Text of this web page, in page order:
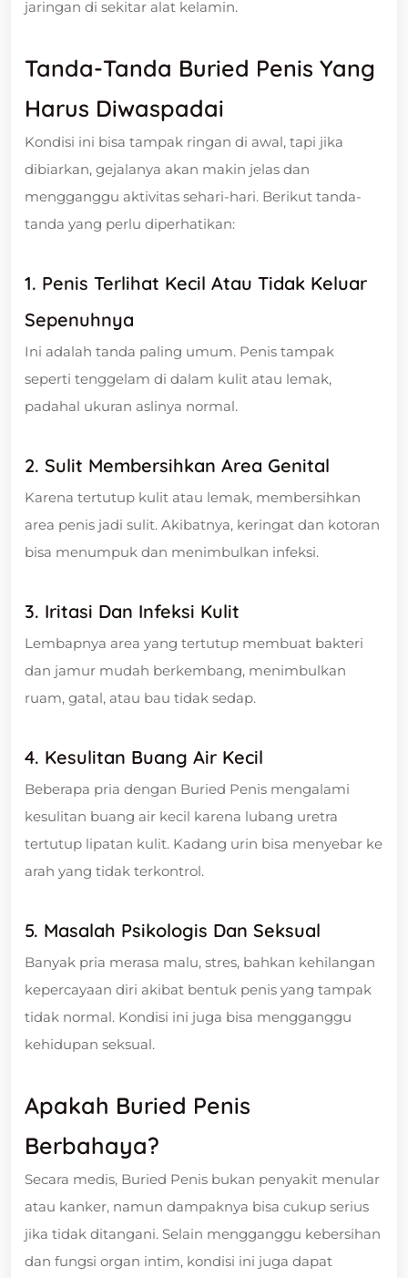
jaringan di sekitar alat kelamin.
Tanda-Tanda Buried Penis Yang
Harus Diwaspadai
Kondisi ini bisa tampak ringan di awal, tapi jika
dibiarkan, gejalanya akan makin jelas dan
mengganggu aktivitas sehari-hari. Berikut tanda-
tanda yang perlu diperhatikan:
1. Penis Terlihat Kecil Atau Tidak Keluar
Sepenuhnya
Ini adalah tanda paling umum. Penis tampak
seperti tenggelam di dalam kulit atau lemak,
padahal ukuran aslinya normal.
2. Sulit Membersihkan Area Genital
Karena tertutup kulit atau lemak, membersihkan
area penis jadi sulit. Akibatnya, keringat dan kotoran
bisa menumpuk dan menimbulkan infeksi.
3. Iritasi Dan Infeksi Kulit
Lembapnya area yang tertutup membuat bakteri
dan jamur mudah berkembang, menimbulkan
ruam, gatal, atau bau tidak sedap.
4. Kesulitan Buang Air Kecil
Beberapa pria dengan Buried Penis mengalami
kesulitan buang air kecil karena lubang uretra
tertutup lipatan kulit. Kadang urin bisa menyebar ke
arah yang tidak terkontrol.
5. Masalah Psikologis Dan Seksual
Banyak pria merasa malu, stres, bahkan kehilangan
kepercayaan diri akibat bentuk penis yang tampak
tidak normal. Kondisi ini juga bisa mengganggu
kehidupan seksual.
Apakah Buried Penis
Berbahaya?
Secara medis, Buried Penis bukan penyakit menular
atau kanker, namun dampaknya bisa cukup serius
jika tidak ditangani. Selain mengganggu kebersihan
dan fungsi organ intim, kondisi ini juga dapat